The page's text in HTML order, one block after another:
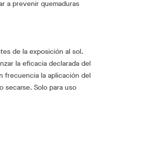
a prevenir quemaduras
de la exposición al sol.
la eficacia declarada del
frecuencia la aplicación del
secarse. Solo para uso